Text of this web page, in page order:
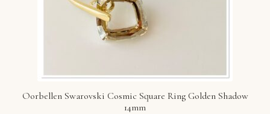
Oorbellen Swarovski Cosmic Square Ring Golden Shadow
14mm